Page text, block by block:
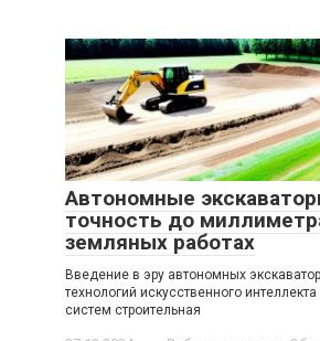
Автономные
точность до
земляных работах
Введение в эру автономных
технологий искусственного
систем строительная